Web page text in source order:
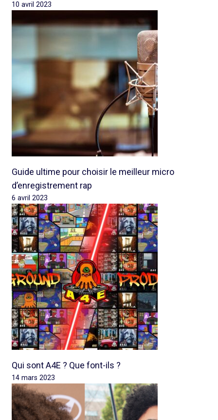
10 avril 2023
Guide ultime pour choisir le meilleur micro
d’enregistrement rap
6 avril 2023
Qui sont A4E ? Que font-ils ?
14 mars 2023